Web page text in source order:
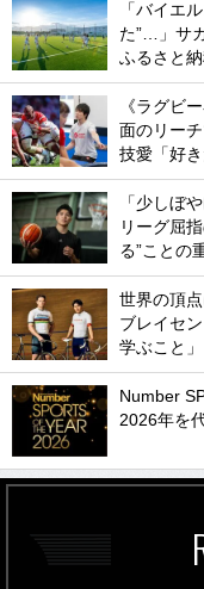
「バイエ
た”…」サ
ふるさと納
《ラグビ
面のリー
技愛「好
「少しぼ
リーグ屈
る”ことの
世界の頂
ブレイセ
学ぶこと
Number
2026年を